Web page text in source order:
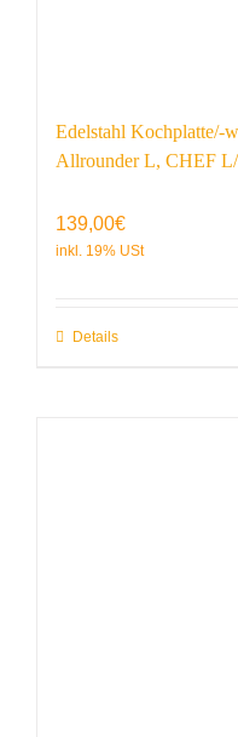
Edelstahl
Allrounder L, CHEF
139,00€
Details